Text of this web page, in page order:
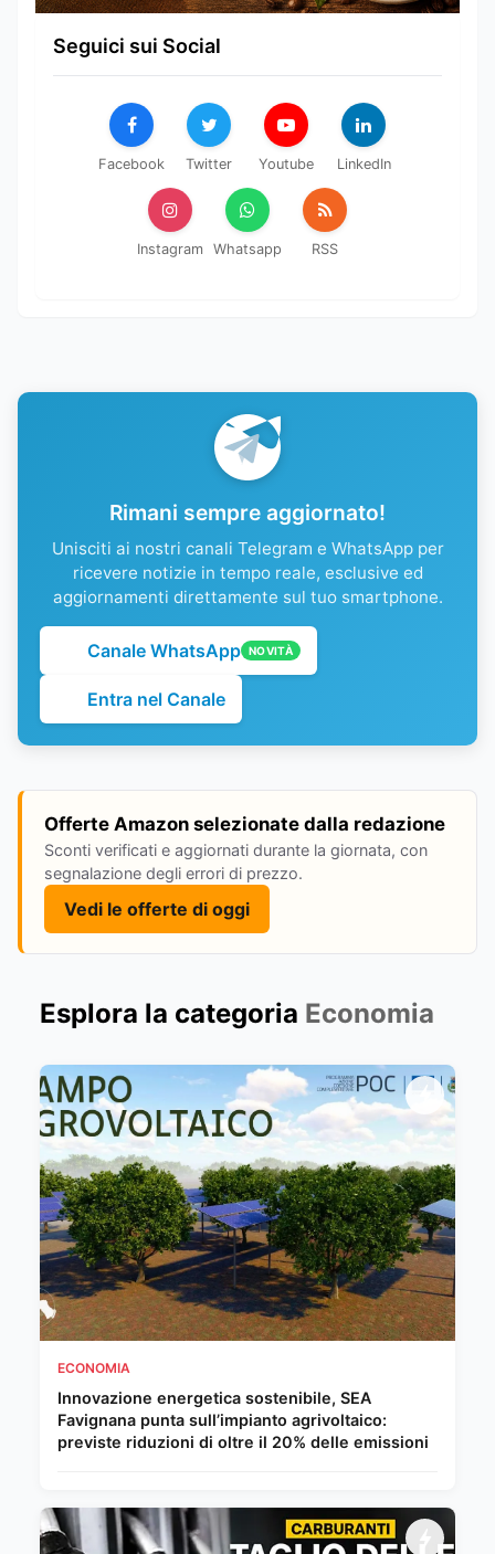
Seguici sui Social
Facebook Twitter Youtube LinkedIn
Instagram Whatsapp RSS
Rimani sempre aggiornato!
Unisciti ai nostri canali Telegram e WhatsApp per
ricevere notizie in tempo reale, esclusive ed
aggiornamenti direttamente sul tuo smartphone.
Canale WhatsApp NOVITÀ
Entra nel Canale
Offerte Amazon selezionate dalla redazione
Sconti verificati e aggiornati durante la giornata, con
segnalazione degli errori di prezzo.
Vedi le offerte di oggi
Esplora la categoria Economia
ECONOMIA
Innovazione energetica sostenibile, SEA
Favignana punta sull’impianto agrivoltaico:
previste riduzioni di oltre il 20% delle emissioni